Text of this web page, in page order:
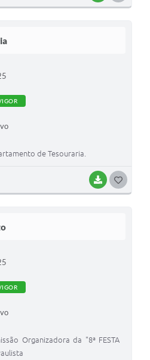
BAIXAR
de Tesouraria.
Organizadora da "8ª FESTA